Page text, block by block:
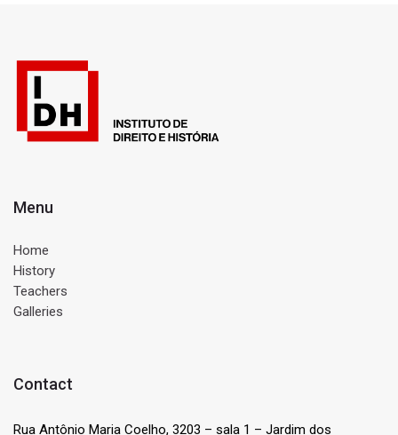
Menu
Home
History
Teachers
Galleries
Contact
Rua Antônio Maria Coelho, 3203 – sala 1 – Jardim dos